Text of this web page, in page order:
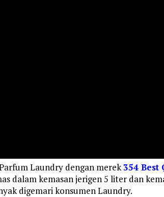
Laundry dengan merek354 Best
dalam kemasan jerigen 5 liter dan
digemari konsumen Laundry.